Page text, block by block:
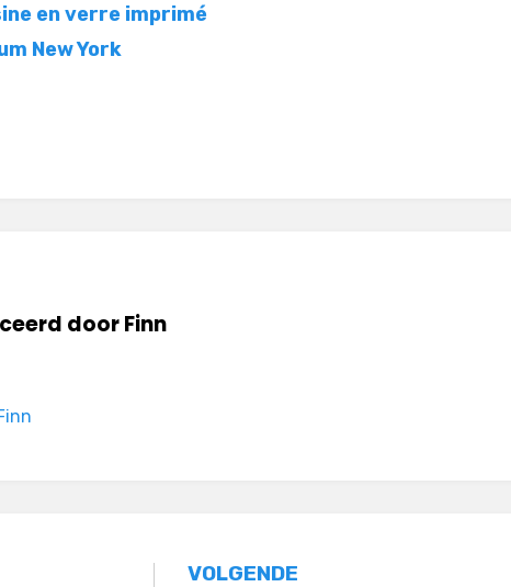
en verre imprimé
New York
doorFinn
VOLGENDE